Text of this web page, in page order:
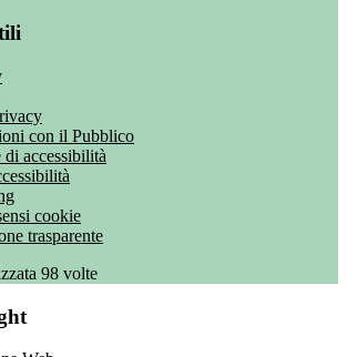
con il Pubblico
accessibilità
cookie
trasparente
98 volte